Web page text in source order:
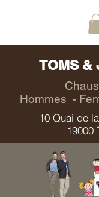
TOMS &
Hommes -
10 Quai de
19000